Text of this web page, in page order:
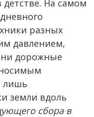
На самом
разных
давлением,
дорожные
лишь
земли вдоль
сбора в